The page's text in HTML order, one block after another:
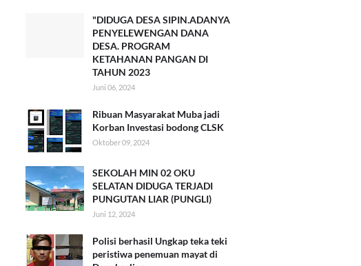
"DIDUGA DESA SIPIN.ADANYA
PENYELEWENGAN DANA
DESA. PROGRAM
KETAHANAN PANGAN DI
TAHUN 2023
Juni 06, 2024
Ribuan Masyarakat Muba jadi
Korban Investasi bodong CLSK
Oktober 09, 2024
SEKOLAH MIN 02 OKU
SELATAN DIDUGA TERJADI
PUNGUTAN LIAR (PUNGLI)
Juni 12, 2024
Polisi berhasil Ungkap teka teki
peristiwa penemuan mayat di